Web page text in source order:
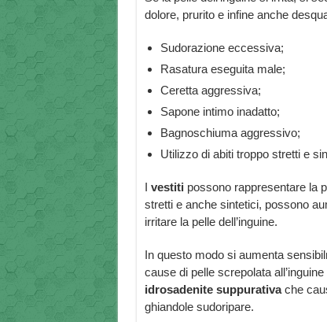
dolore, prurito e infine anche
Sudorazione eccessiva;
Rasatura eseguita male;
Ceretta aggressiva;
Sapone intimo inadatto;
Bagnoschiuma aggressivo;
Utilizzo di abiti troppo stretti e
I vestiti possono rappresentare la
stretti e anche sintetici, possono
irritare la pelle dell’inguine.
In questo modo si aumenta
cause di pelle screpolata
idrosadenite suppurativache
ghiandole sudoripare.